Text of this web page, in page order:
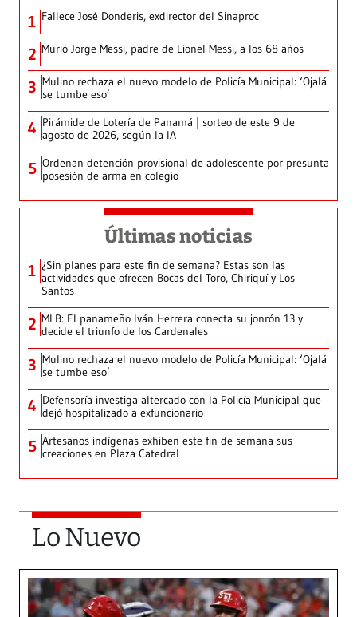
1 Fallece José Donderis, exdirector del Sinaproc
2 Murió Jorge Messi, padre de Lionel Messi, a los 68 años
3 Mulino rechaza el nuevo modelo de Policía Municipal: ‘Ojalá
se tumbe eso’
4 Pirámide de Lotería de Panamá | sorteo de este 9 de
agosto de 2026, según la IA
5 Ordenan detención provisional de adolescente por presunta
posesión de arma en colegio
Últimas noticias
1 ¿Sin planes para este fin de semana? Estas son las
actividades que ofrecen Bocas del Toro, Chiriquí y Los
Santos
2 MLB: El panameño Iván Herrera conecta su jonrón 13 y
decide el triunfo de los Cardenales
3 Mulino rechaza el nuevo modelo de Policía Municipal: ‘Ojalá
se tumbe eso’
4 Defensoría investiga altercado con la Policía Municipal que
dejó hospitalizado a exfuncionario
5 Artesanos indígenas exhiben este fin de semana sus
creaciones en Plaza Catedral
Lo Nuevo